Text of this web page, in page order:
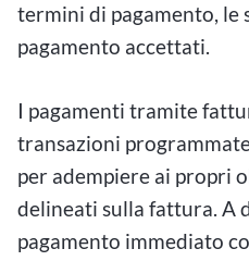
termini di pagamento, le
pagamento accettati.
I pagamenti tramite
transazioni
per adempiere ai propri
delineati sulla fattura. A
pagamento immediato